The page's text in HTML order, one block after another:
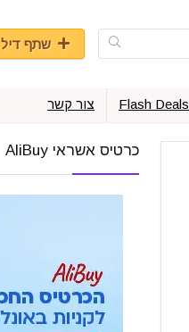
שתף דיל
Flash Deals צור קשר
כרטיס אשראי AliBuy